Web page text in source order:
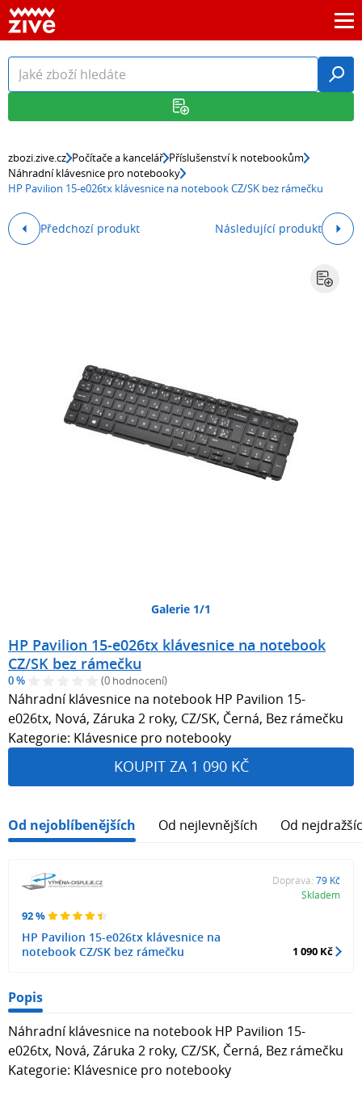
zbozi.zive.cz Počítače a kancelář Příslušenství k notebookům
Náhradní klávesnice pro notebooky
HP Pavilion 15-e026tx klávesnice na notebook CZ/SK bez rámečku
Předchozí produkt Následující produkt
Galerie 1/1
HP Pavilion 15-e026tx klávesnice na notebook
CZ/SK bez rámečku
0 % (0 hodnocení)
Náhradní klávesnice na notebook HP Pavilion 15-
e026tx, Nová, Záruka 2 roky, CZ/SK, Černá, Bez rámečku
Kategorie: Klávesnice pro notebooky
KOUPIT ZA 1 090 KČ
Od nejoblíbenějších Od nejlevnějších Od
92 %
HP Pavilion 15-e026tx klávesnice na
notebook CZ/SK bez rámečku
Doprava: 79 Kč
Skladem
1 090 Kč
Popis
Náhradní klávesnice na notebook HP Pavilion 15-
e026tx, Nová, Záruka 2 roky, CZ/SK, Černá, Bez rámečku
Kategorie: Klávesnice pro notebooky